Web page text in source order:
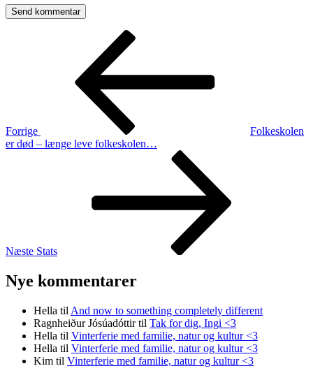
Indlægsnavigation
Forrige
Folkeskolen
er død – længe leve folkeskolen…
Næste Stats
Nye kommentarer
Hella til And now to something completely different
Ragnheiður Jósúadóttirtil Tak for dig, Ingi <3
Hella til Vinterferie med familie, natur og kultur <3
Hella til Vinterferie med familie, natur og kultur <3
Kim til Vinterferie med familie, natur og kultur <3